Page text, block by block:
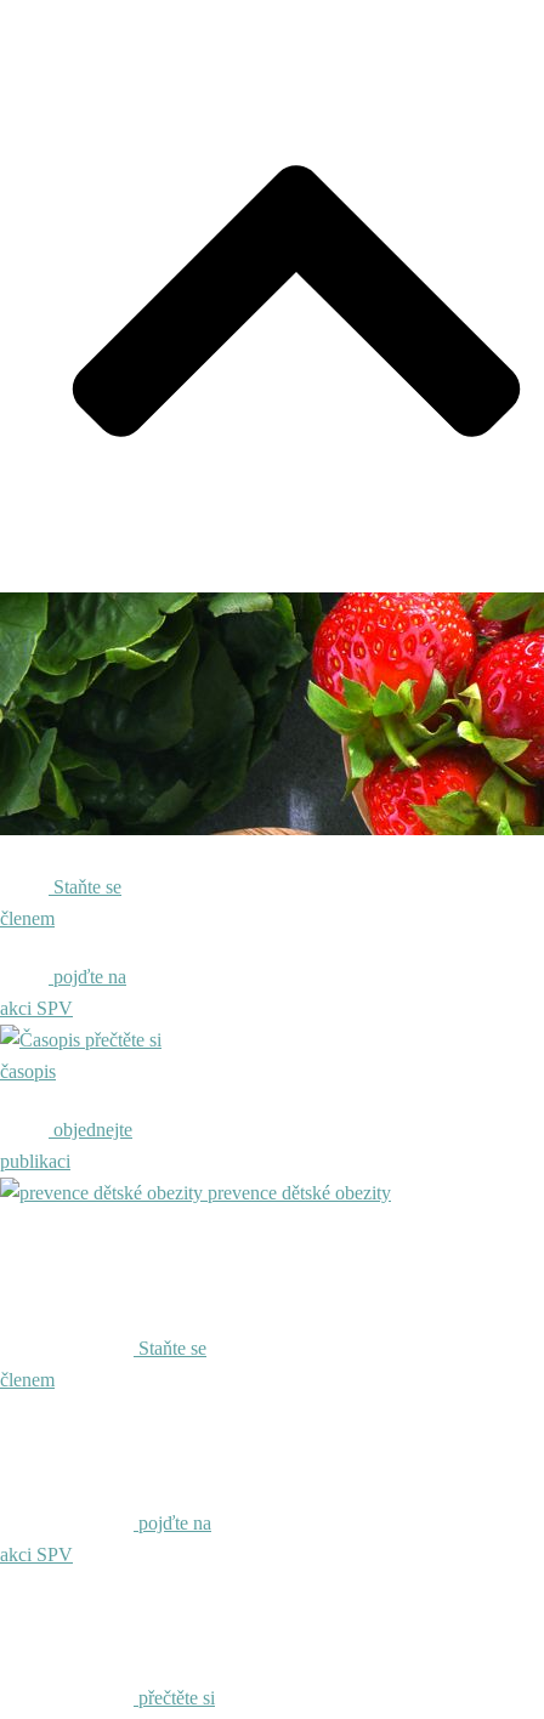
Staňte se
členem
pojďte na
akci SPV
přečtěte si
časopis
objednejte
publikaci
prevence dětské obezity
Staňte se
členem
pojďte na
akci SPV
přečtěte si